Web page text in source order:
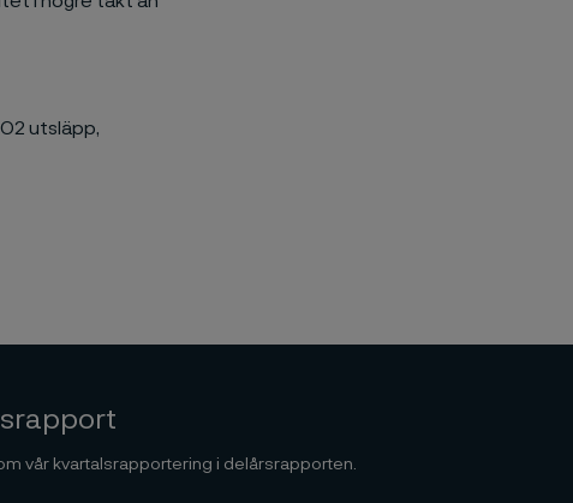
utsläpp,
vår kvartalsrapportering i delårsrapporten.